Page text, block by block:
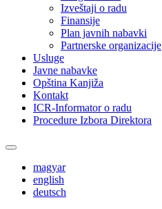
Izveštaji o radu
Finansije
Plan javnih nabavki
Partnerske organizacije
Usluge
Javne nabavke
Opština Kanjiža
Kontakt
ICR-Informator o radu
Procedure Izbora Direktora
magyar
english
deutsch